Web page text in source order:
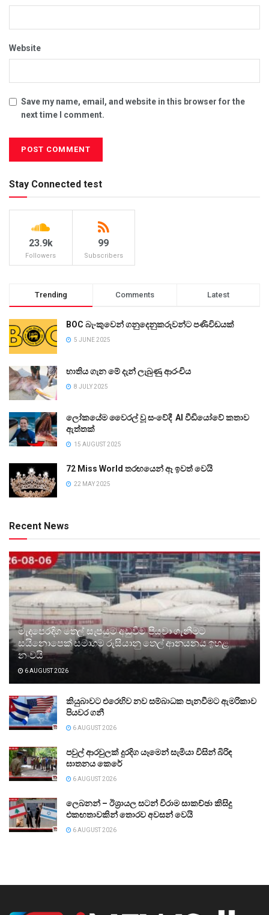
Website
Save my name, email, and website in this browser for the
next time I comment.
Stay Connected test
23.9k
Followers
99
Subscribers
Trending Comments Latest
BOC බැංකුවෙන් ගනුදෙනුකරුවන්ට පණිවිඩයක්
5 JUNE 2025
භාතිය ගැන මේ දැන් ලැබුණු ආරංචිය
8 JULY 2025
ලෝකයේම වෛරල් වූ සංවේදී AI වීඩියෝවේ කතාව
ඇත්තක්
15 AUGUST 2025
72 Miss World තරඟයෙන් ඈ ඉවත් වෙයි
22 MAY 2025
Recent News
මැදපෙරදිග තෙල් සැපයුම අඩුවීම පියවා ගැනීමට
සයිනොපෙක් සමාගම රුසියානු තෙල් ආනයනය ඉහළ
නංවයි
6 AUGUST 2026
කියුබාවට එරෙහිව නව සම්බාධක පැනවීමට ඇමරිකාව
පියවර ගනී
6 AUGUST 2026
පවුල් ආරවුලක් දුරදිග යෑමෙන් සැමියා විසින් බිරිඳ
ඝාතනය කෙරේ
6 AUGUST 2026
ලෙබනන් – ඊශ්‍රායල සටන් විරාම සාකච්ඡා කිසිදු
එකඟතාවකින් තොරව අවසන් වෙයි
6 AUGUST 2026